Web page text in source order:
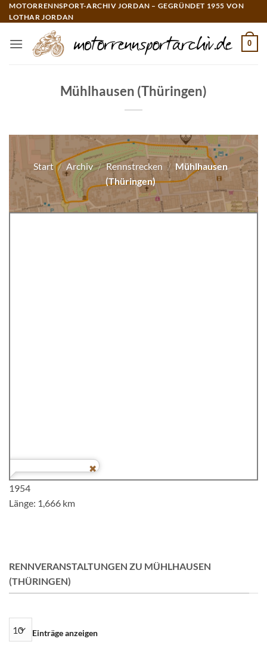
Zum
Inhalt
MOTORRENNSPORT-ARCHIV JORDAN – GEGRÜNDET 1955 VON
LOTHAR JORDAN
0
Mühlhausen (Thüringen)
Start / Archiv / Rennstrecken / Mühlhausen
(Thüringen)
1954
Länge: 1,666 km
RENNVERANSTALTUNGEN ZU MÜHLHAUSEN
(THÜRINGEN)
Einträge anzeigen